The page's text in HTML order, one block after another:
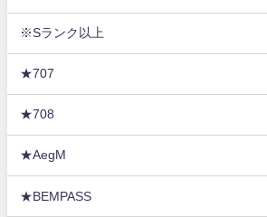
※Sランク以上
★707
★708
★AegM
★BEMPASS